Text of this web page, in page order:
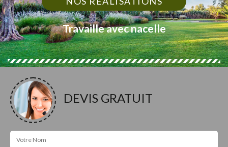
Travaille avec nacelle
DEVIS GRATUIT